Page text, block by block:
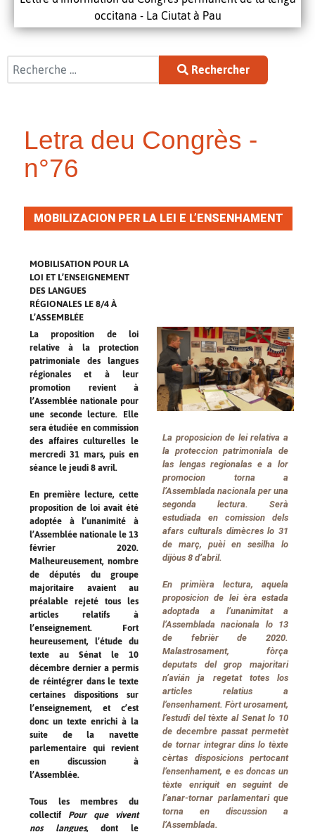
occitana - La Ciutat à Pau
Rechercher
Rechercher
Letra deu Congrès -
n°76
MOBILIZACION PER LA LEI E L’ENSENHAMENT
MOBILISATION POUR LA
LOI ET L’ENSEIGNEMENT
DES LANGUES
RÉGIONALES LE 8/4 À
L’ASSEMBLÉE
La proposition de loi
relative à la protection
patrimoniale des langues
régionales et à leur
promotion revient à
l’Assemblée nationale pour
une seconde lecture. Elle
sera étudiée en commission
des affaires culturelles le
mercredi 31 mars, puis en
séance le jeudi 8 avril.
En première lecture, cette
proposition de loi avait été
adoptée à l’unanimité à
l’Assemblée nationale le 13
février 2020.
Malheureusement, nombre
de députés du groupe
majoritaire avaient au
préalable rejeté tous les
articles relatifs à
l’enseignement. Fort
heureusement, l’étude du
texte au Sénat le 10
décembre dernier a permis
de réintégrer dans le texte
certaines dispositions sur
l’enseignement, et c’est
donc un texte enrichi à la
suite de la navette
parlementaire qui revient
en discussion à
l’Assemblée.
Tous les membres du
collectif Pour que vivent
nos langues, dont le
La proposicion de lei relativa a
la proteccion patrimoniala de
las lengas regionalas e a lor
promocion torna a
l’Assemblada nacionala per una
segonda lectura. Serà
estudiada en comission dels
afars culturals dimècres lo 31
de març, puèi en sesilha lo
dijòus 8 d’abril.
En primièra lectura, aquela
proposicion de lei èra estada
adoptada a l’unanimitat a
l’Assemblada nacionala lo 13
de febrièr de 2020.
Malastrosament, fòrça
deputats del grop majoritari
n’avián ja regetat totes los
articles relatius a
l’ensenhament. Fòrt urosament,
l’estudi del tèxte al Senat lo 10
de decembre passat permetèt
de tornar integrar dins lo tèxte
cèrtas disposicions pertocant
l’ensenhament, e es doncas un
tèxte enriquit en seguint de
l’anar-tornar parlamentari que
torna en discussion a
l’Assemblada.